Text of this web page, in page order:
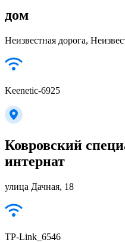
дом
Неизвестная дорога,
Keenetic-6925
Ковровский
интернат
улица Дачная, 18
TP-Link_6546